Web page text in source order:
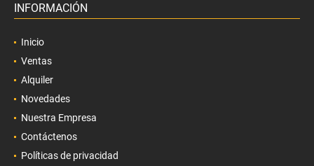
INFORMACIÓN
Inicio
Ventas
Alquiler
Novedades
Nuestra Empresa
Contáctenos
Políticas de privacidad